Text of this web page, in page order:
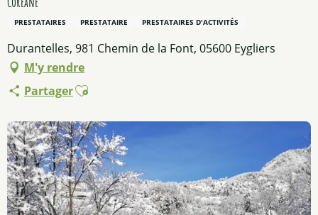
PRESTATAIRES PRESTATAIRE PRESTATAIRES D'ACTIVITÉS
Durantelles, 981 Chemin de la Font, 05600 Eygliers
M'y rendre
PartagerAjouter aux favoris